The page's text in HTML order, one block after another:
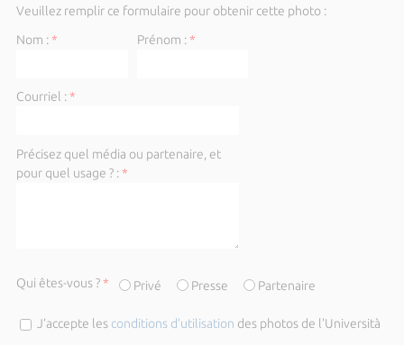
Veuillez remplir ce formulaire pour obtenir cette photo :
Nom :* Prénom :*
Courriel :*
Précisez quel média ou partenaire, et
pour quel usage ? :*
Qui êtes-vous ?* Privé Presse Partenaire
J’accepte les conditions d’utilisation des photos de l'Università